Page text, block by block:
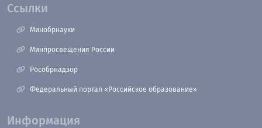
Ссылки
Минобрнауки
Минпросвещения России
Рособрнадзор
Федеральный портал «Российское образование»
Информация